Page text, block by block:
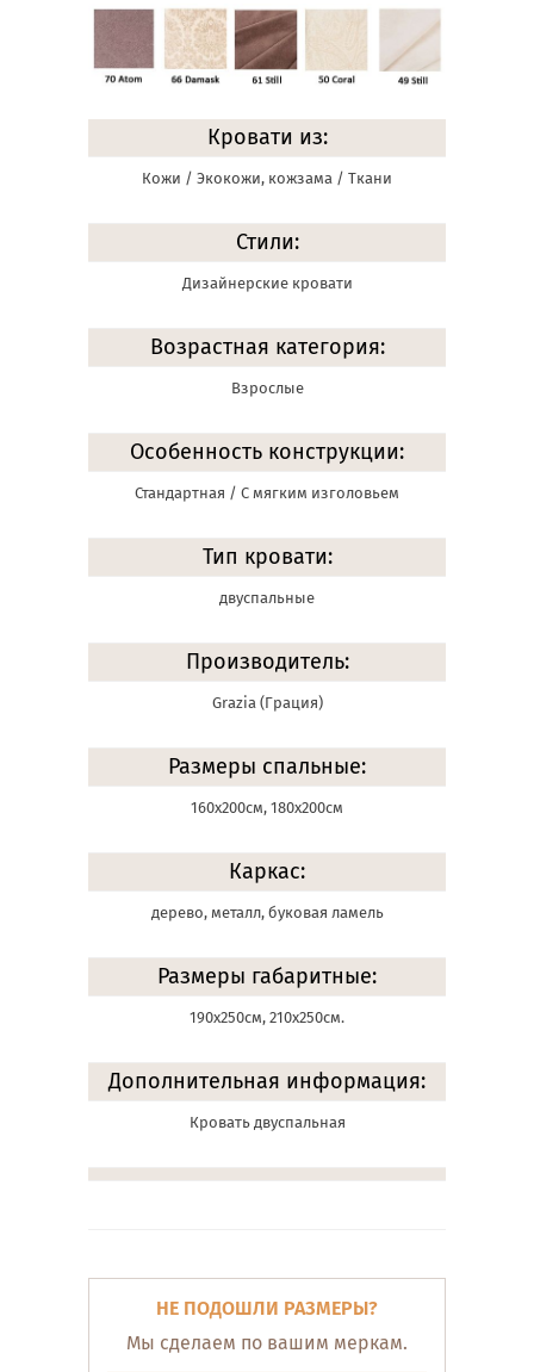
Кровати из:
Кожи / Экокожи, кожзама / Ткани
Стили:
Дизайнерские кровати
Возрастная категория:
Взрослые
Особенность конструкции:
Стандартная / С мягким изголовьем
Тип кровати:
двуспальные
Производитель:
Grazia (Грация)
Размеры спальные:
160х200см, 180х200см
Каркас:
дерево, металл, буковая ламель
Размеры габаритные:
190х250см, 210х250см.
Дополнительная информация:
Кровать двуспальная
НЕ ПОДОШЛИ РАЗМЕРЫ?
Мы сделаем по вашим меркам.